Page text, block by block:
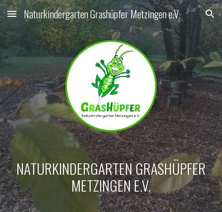
Skip to main content Skip to navigation
Naturkindergarten Grashüpfer Metzingen e.V.
NATURKINDERGARTEN GRASHÜPFER
METZINGEN E.V.